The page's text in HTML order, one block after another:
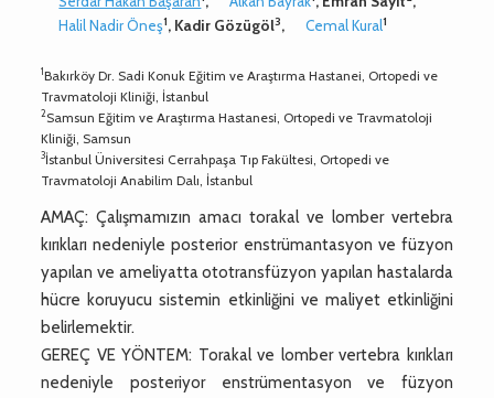
Halil Nadir Öneş1, Kadir Gözügöl3, Cemal Kural1
1Bakırköy Dr. Sadi Konuk Eğitim ve Araştırma Hastanei, Ortopedi ve
Travmatoloji Kliniği, İstanbul
2Samsun Eğitim ve Araştırma Hastanesi, Ortopedi ve Travmatoloji
Kliniği, Samsun
3İstanbul Üniversitesi Cerrahpaşa Tıp Fakültesi, Ortopedi ve
Travmatoloji Anabilim Dalı, İstanbul
AMAÇ: Çalışmamızın amacı torakal ve lomber vertebra
kırıkları nedeniyle posterior enstrümantasyon ve füzyon
yapılan ve ameliyatta ototransfüzyon yapılan hastalarda
hücre koruyucu sistemin etkinliğini ve maliyet etkinliğini
belirlemektir.
GEREÇ VE YÖNTEM: Torakal ve lomber vertebra kırıkları
nedeniyle posteriyor enstrümentasyon ve füzyon